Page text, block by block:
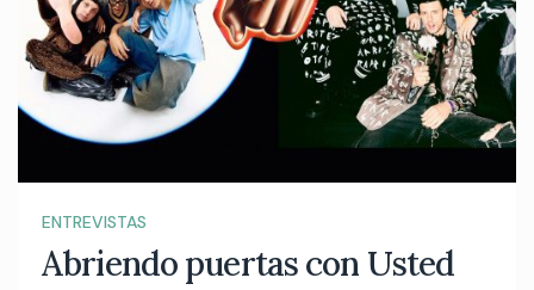
ENTREVISTAS
Abriendo puertas con Usted